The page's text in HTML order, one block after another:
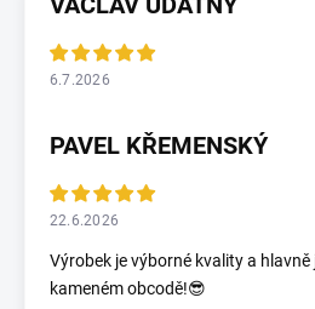
6.7.2026
PAVEL KŘEMENSKÝ
22.6.2026
Výrobek je výborné kvality a hlavně
kameném obcodě!😎